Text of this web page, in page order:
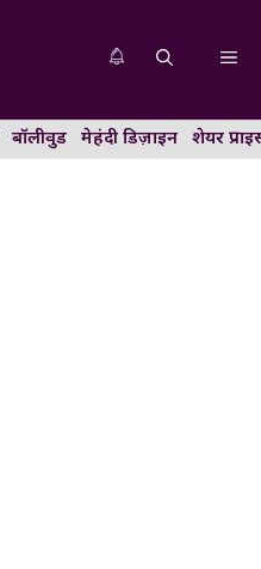
बॉलीवुड मेहंदी डिज़ाइन शेयर